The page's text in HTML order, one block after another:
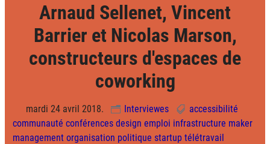
Arnaud Sellenet, Vincent
Barrier et Nicolas Marson,
constructeurs d'espaces de
coworking
mardi 24 avril 2018. Interviewes
accessibilité
communauté conférences design emploi infrastructure maker
management organisation politique startup télétravail